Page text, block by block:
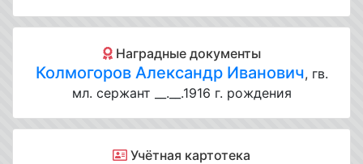
Наградные документы
Колмогоров Александр Иванович, гв.
мл. сержант __.__.1916 г. рождения
Учётная картотека